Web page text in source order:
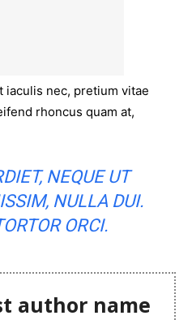
iaculis nec, pretium vitae
rhoncus quam at,
NEQUE UT
NULLA DUI.
ORCI.
author name